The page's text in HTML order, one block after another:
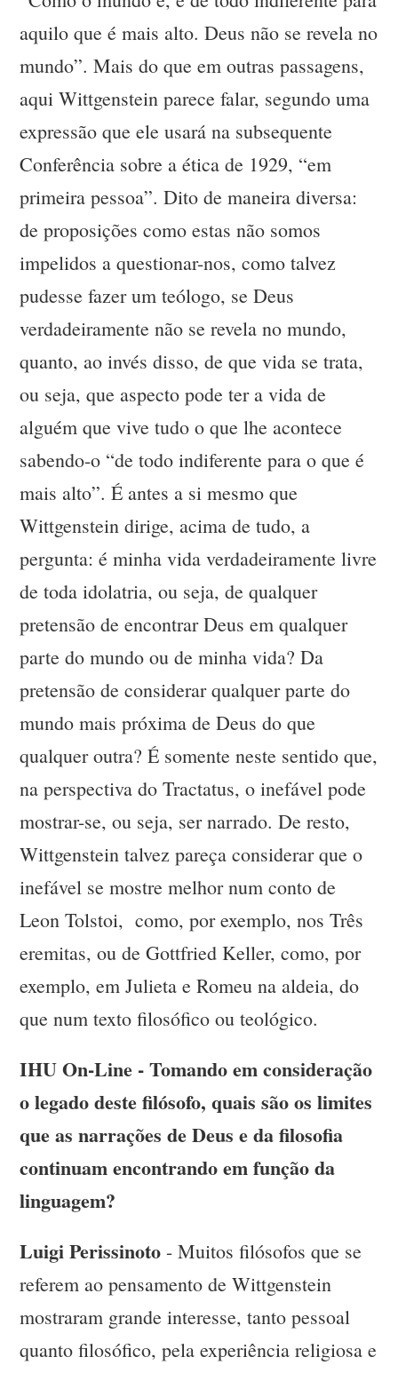
aquilo que é mais alto. Deus não se revela no
mundo”. Mais do que em outras passagens,
aqui Wittgenstein parece falar, segundo uma
expressão que ele usará na subsequente
Conferência sobre a ética de 1929, “em
primeira pessoa”. Dito de maneira diversa:
de proposições como estas não somos
impelidos a questionar-nos, como talvez
pudesse fazer um teólogo, se Deus
verdadeiramente não se revela no mundo,
quanto, ao invés disso, de que vida se trata,
ou seja, que aspecto pode ter a vida de
alguém que vive tudo o que lhe acontece
sabendo-o “de todo indiferente para o que é
mais alto”. É antes a si mesmo que
Wittgenstein dirige, acima de tudo, a
pergunta: é minha vida verdadeiramente livre
de toda idolatria, ou seja, de qualquer
pretensão de encontrar Deus em qualquer
parte do mundo ou de minha vida? Da
pretensão de considerar qualquer parte do
mundo mais próxima de Deus do que
qualquer outra? É somente neste sentido que,
na perspectiva do Tractatus, o inefável pode
mostrar-se, ou seja, ser narrado. De resto,
Wittgenstein talvez pareça considerar que o
inefável se mostre melhor num conto de
Leon Tolstoi, como, por exemplo, nos Três
eremitas, ou de Gottfried Keller, como, por
exemplo, em Julieta e Romeu na aldeia, do
que num texto filosófico ou teológico.
IHU On-Line - Tomando em consideração
o legado deste filósofo, quais são os limites
que as narrações de Deus e da filosofia
continuam encontrando em função da
linguagem?
Luigi Perissinoto - Muitos filósofos que se
referem ao pensamento de Wittgenstein
mostraram grande interesse, tanto pessoal
quanto filosófico, pela experiência religiosa e